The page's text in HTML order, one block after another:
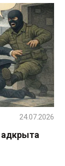
адкрыта
24.07.2026